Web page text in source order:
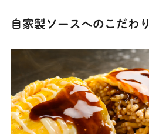
自家製ソースへのこだわり